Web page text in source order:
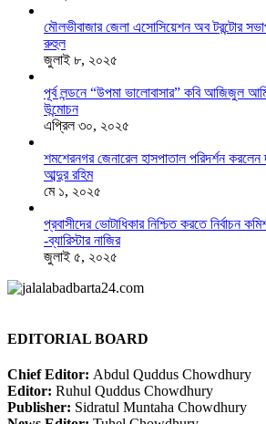
মৌলভীবাজার জেলা এসোসিয়েশন অব টরন্টোর
রুহুল
জুলাই ৮, ২০২৫
পূর্ব লন্ডনে “উপমা ভালোবাসার” কবি আজিজুল
উন্মোচন
এপ্রিল ৩০, ২০২৫
শমশেরনগর জেনারেল হাসপাতাল পরিদর্শন করলেন
আব্দুর রহিম
মে ১, ২০২৫
প্রবাসীদের ভোটাধিকার নিশ্চিত করতে নির্বাচন
-ব্যারিস্টার নাজির
জুলাই ৫, ২০২৫
EDITORIAL BOARD
Chief Editor: Abdul Quddus Chowdhury
Editor: Ruhul Quddus Chowdhury
Publisher: Sidratul Muntaha Chowdhury